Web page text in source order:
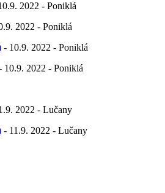
2022 - Poniklá
2022 - Poniklá
- 10.9. 2022 - Poniklá
10.9. 2022 - Poniklá
2022 - Lučany
- 11.9. 2022 - Lučany